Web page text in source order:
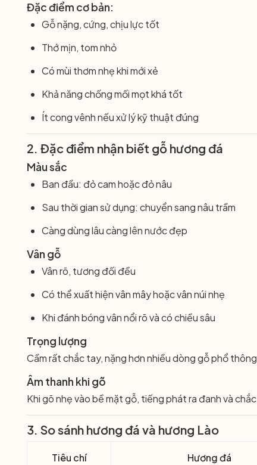
Đặc điểm cơ bản:
Gỗ nặng, cứng, chịu lực tốt
Thớ mịn, tom nhỏ
Có mùi thơm nhẹ khi mới xẻ
Khả năng chống mối mọt khá tốt
Ít cong vênh nếu xử lý kỹ thuật đúng
2. Đặc điểm nhận biết gỗ hương đá
Màu sắc
Ban đầu: đỏ cam hoặc đỏ nâu
Sau thời gian sử dụng: chuyển sang nâu trầm
Càng dùng lâu càng lên nước đẹp
Vân gỗ
Vân rõ, tương đối đều
Có thể xuất hiện vân mây hoặc vân núi nhẹ
Khi đánh bóng vân nổi rõ và có chiều sâu
Trọng lượng
Cầm rất chắc tay, nặng hơn nhiều dòng gỗ phổ
Âm thanh khi gõ
Khi gõ nhẹ vào bề mặt gỗ, tiếng phát ra đanh và
3. So sánh hương đá và hương Lào
Tiêu chí Hương đá